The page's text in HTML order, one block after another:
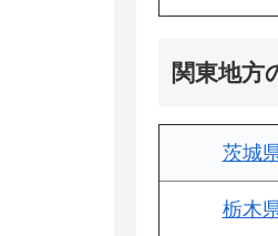
関東地方
茨城
栃木